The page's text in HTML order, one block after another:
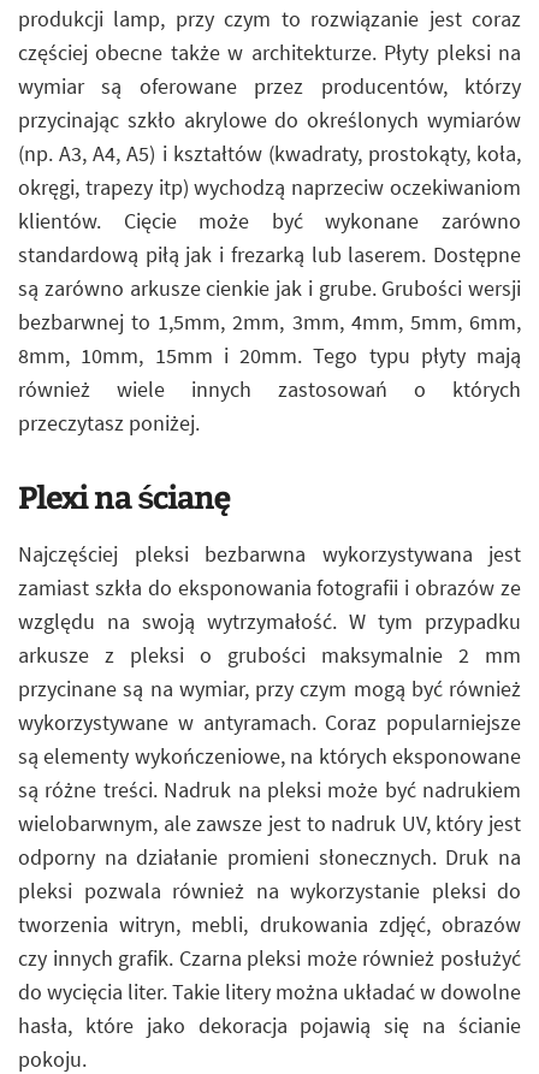
produkcji lamp, przy czym to rozwiązanie jest coraz
częściej obecne także w architekturze. Płyty pleksi na
wymiar są oferowane przez producentów, którzy
przycinając szkło akrylowe do określonych wymiarów
(np. A3, A4, A5) i kształtów (kwadraty, prostokąty, koła,
okręgi, trapezy itp) wychodzą naprzeciw oczekiwaniom
klientów. Cięcie może być wykonane zarówno
standardową piłą jak i frezarką lub laserem. Dostępne
są zarówno arkusze cienkie jak i grube. Grubości wersji
bezbarwnej to 1,5mm, 2mm, 3mm, 4mm, 5mm, 6mm,
8mm, 10mm, 15mm i 20mm. Tego typu płyty mają
również wiele innych zastosowań o których
przeczytasz poniżej.
Plexi na ścianę
Najczęściej pleksi bezbarwna wykorzystywana jest
zamiast szkła do eksponowania fotografii i obrazów ze
względu na swoją wytrzymałość. W tym przypadku
arkusze z pleksi o grubości maksymalnie 2 mm
przycinane są na wymiar, przy czym mogą być również
wykorzystywane w antyramach. Coraz popularniejsze
są elementy wykończeniowe, na których eksponowane
są różne treści. Nadruk na pleksi może być nadrukiem
wielobarwnym, ale zawsze jest to nadruk UV, który jest
odporny na działanie promieni słonecznych. Druk na
pleksi pozwala również na wykorzystanie pleksi do
tworzenia witryn, mebli, drukowania zdjęć, obrazów
czy innych grafik. Czarna pleksi może również posłużyć
do wycięcia liter. Takie litery można układać w dowolne
hasła, które jako dekoracja pojawią się na ścianie
pokoju.